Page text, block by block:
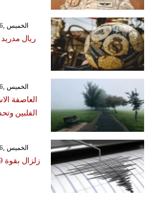
GMT 17:19 2026 الخميس ,06 آب / أغسطس
ريال
GMT 15:51 2026 الخميس ,06 آب / أغسطس
العاصفة
الفلبين
GMT 15:43 2026 الخميس ,06 آب / أغسطس